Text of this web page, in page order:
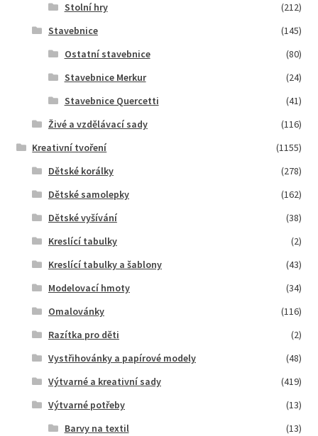
Stolní hry
(212)
Stavebnice
(145)
Ostatní stavebnice
(80)
Stavebnice Merkur
(24)
Stavebnice Quercetti
(41)
Živé a vzdělávací sady
(116)
Kreativní tvoření
(1155)
Dětské korálky
(278)
Dětské samolepky
(162)
Dětské vyšívání
(38)
Kreslící tabulky
(2)
Kreslící tabulky a šablony
(43)
Modelovací hmoty
(34)
Omalovánky
(116)
Razítka pro děti
(2)
Vystřihovánky a papírové modely
(48)
Výtvarné a kreativní sady
(419)
Výtvarné potřeby
(13)
Barvy na textil
(13)